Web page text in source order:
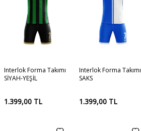
Interlok Forma Takımı
SİYAH-YEŞİL
1.399,00 TL
Interlok Forma Takımı
SAKS
1.399,00 TL